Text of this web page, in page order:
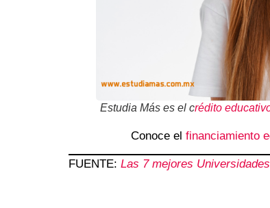
Estudia Más es el crédito
Conoce el financiamiento
FUENTE: Las 7 mejores